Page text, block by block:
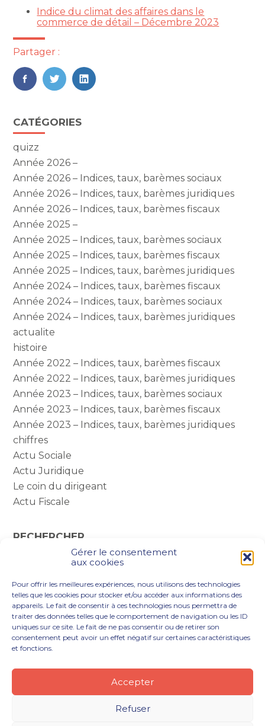
Gérer le consentement
aux cookies
Pour offrir les meilleures expériences, nous utilisons des technologies
telles que les cookies pour stocker et/ou accéder aux informations des
appareils. Le fait de consentir à ces technologies nous permettra de
traiter des données telles que le comportement de navigation ou les ID
uniques sur ce site. Le fait de ne pas consentir ou de retirer son
consentement peut avoir un effet négatif sur certaines caractéristiques
et fonctions.
Accepter
Refuser
Indice du climat des affaires dans le
commerce de détail – Décembre 2023
Partager :
FaceBook
TwitterLinkedIn
Blog
sidebar
CATÉGORIES
quizz
Année 2026 –
Année 2026 – Indices, taux, barèmes sociaux
Année 2026 – Indices, taux, barèmes juridiques
Année 2026 – Indices, taux, barèmes fiscaux
Année 2025 –
Année 2025 – Indices, taux, barèmes sociaux
Année 2025 – Indices, taux, barèmes fiscaux
Année 2025 – Indices, taux, barèmes juridiques
Année 2024 – Indices, taux, barèmes fiscaux
Année 2024 – Indices, taux, barèmes sociaux
Année 2024 – Indices, taux, barèmes juridiques
actualite
histoire
Année 2022 – Indices, taux, barèmes fiscaux
Année 2022 – Indices, taux, barèmes juridiques
Année 2023 – Indices, taux, barèmes sociaux
Année 2023 – Indices, taux, barèmes fiscaux
Année 2023 – Indices, taux, barèmes juridiques
chiffres
Actu Sociale
Actu Juridique
Le coin du dirigeant
Actu Fiscale
RECHERCHER
Rechercher :
Principale
NOS OUTILS DIGITAUX
NOTRE CABINET
NOUS REJOINDRE
ACTUALITÉS CONTACT